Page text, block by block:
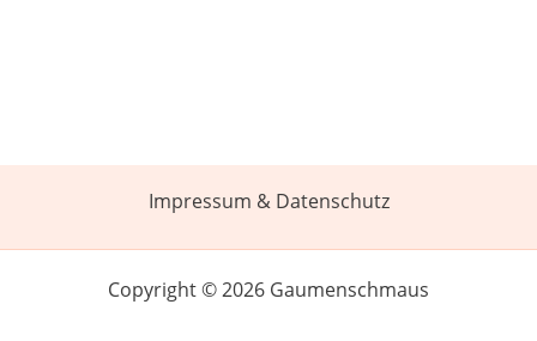
Impressum & Datenschutz
Copyright © 2026 Gaumenschmaus